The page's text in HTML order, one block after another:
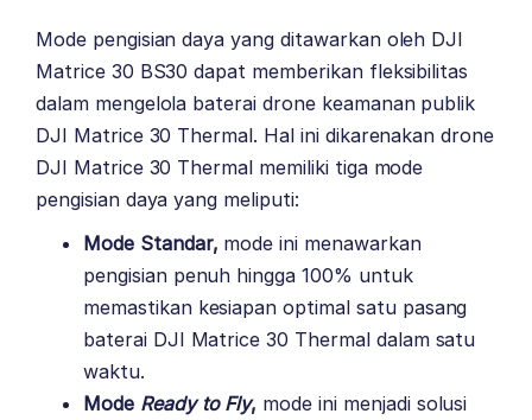
Mode pengisian daya yang ditawarkan oleh DJI
Matrice 30 BS30 dapat memberikan fleksibilitas
dalam mengelola baterai drone keamanan publik
DJI Matrice 30 Thermal. Hal ini dikarenakan drone
DJI Matrice 30 Thermal memiliki tiga mode
pengisian daya yang meliputi:
Mode Standar, mode ini menawarkan
pengisian penuh hingga 100% untuk
memastikan kesiapan optimal satu pasang
baterai DJI Matrice 30 Thermal dalam satu
waktu.
Mode Ready to Fly, mode ini menjadi solusi